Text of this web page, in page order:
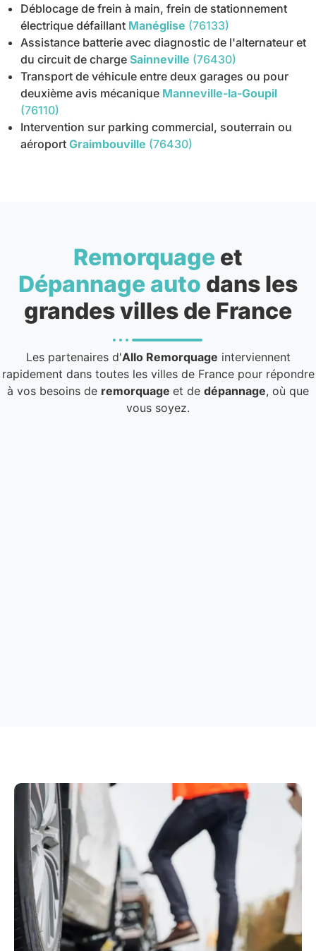
Déblocage de frein à main, frein de stationnement
électrique défaillant Manéglise (76133)
Assistance batterie avec diagnostic de l'alternateur et
du circuit de charge Sainneville (76430)
Transport de véhicule entre deux garages ou pour
deuxième avis mécanique Manneville-la-Goupil
(76110)
Intervention sur parking commercial, souterrain ou
aéroport Graimbouville (76430)
Remorquage et
Dépannage auto dans les
grandes villes de France
Les partenaires d'Allo Remorquage interviennent
rapidement dans toutes les villes de France pour répondre
à vos besoins de remorquage et de dépannage, où que
vous soyez.